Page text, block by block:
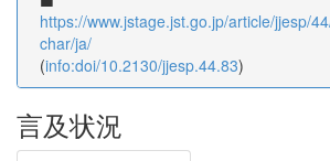
https://www.jstage.jst.go.jp/article/jjesp/
char/ja/
(info:doi/10.2130/jjesp.44.83)
言及状況